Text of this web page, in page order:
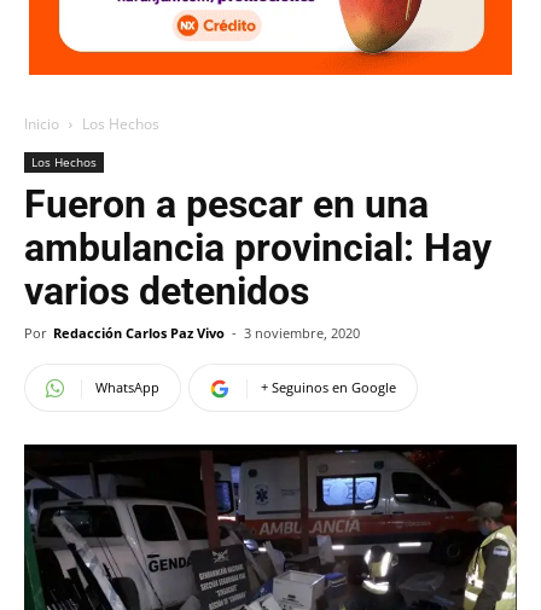
Inicio Los Hechos
Los Hechos
Fueron a pescar en una
ambulancia provincial: Hay
varios detenidos
Por Redacción Carlos Paz Vivo - 3 noviembre, 2020
WhatsApp + Seguinos en Google